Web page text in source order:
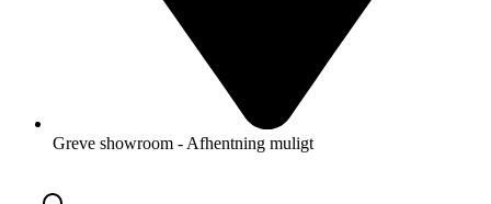
Greve showroom - Afhentning muligt